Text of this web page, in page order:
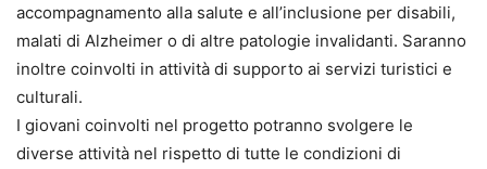
accompagnamento alla salute e all’inclusione per disabili,
malati di Alzheimer o di altre patologie invalidanti. Saranno
inoltre coinvolti in attività di supporto ai servizi turistici e
culturali.
I giovani coinvolti nel progetto potranno svolgere le
diverse attività nel rispetto di tutte le condizioni di